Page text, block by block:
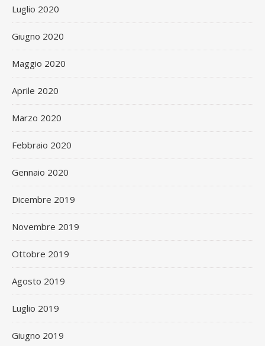
Luglio 2020
Giugno 2020
Maggio 2020
Aprile 2020
Marzo 2020
Febbraio 2020
Gennaio 2020
Dicembre 2019
Novembre 2019
Ottobre 2019
Agosto 2019
Luglio 2019
Giugno 2019